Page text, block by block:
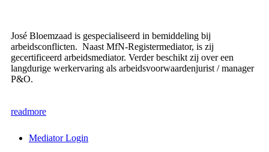
José Bloemzaad is gespecialiseerd in bemiddeling bij
arbeidsconflicten. Naast MfN-Registermediator, is zij
gecertificeerd arbeidsmediator. Verder beschikt zij over een
langdurige werkervaring als arbeidsvoorwaardenjurist / manager
P&O.
readmore
Mediator Login